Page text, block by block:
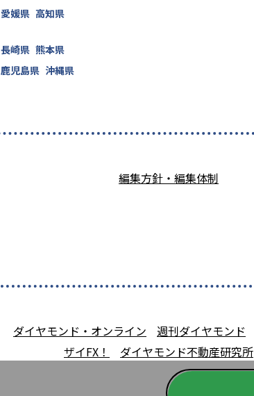
愛媛県 高知県
長崎県 熊本県
鹿児島県 沖縄県
編集方針・編集体制
ダイヤモンド・オンライン 週刊ダイヤモンド
ザイFX！
ダイヤモンド不動産研究所